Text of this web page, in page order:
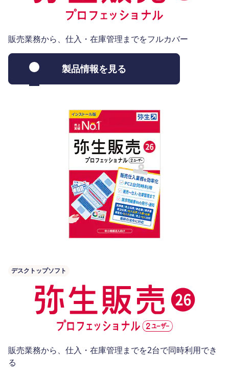
販売業務から、仕入・在庫管理までをフルカバー
製品情報を見る
デスクトップソフト
販売業務から、仕入・在庫管理までを2台で同時利用でき
る